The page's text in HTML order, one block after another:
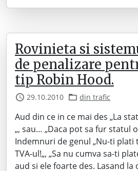
Rovinieta si
de penalizare
tip Robin Hood.
29.10.2010 din trafic
Aud din ce in ce mai des „La
„, sau… „Daca pot sa fur statul
Indemnuri de genul „Nu-ti plati
TVA-ul!„, „Sa nu cumva sa-ti
aud si ele foarte des. Lasand